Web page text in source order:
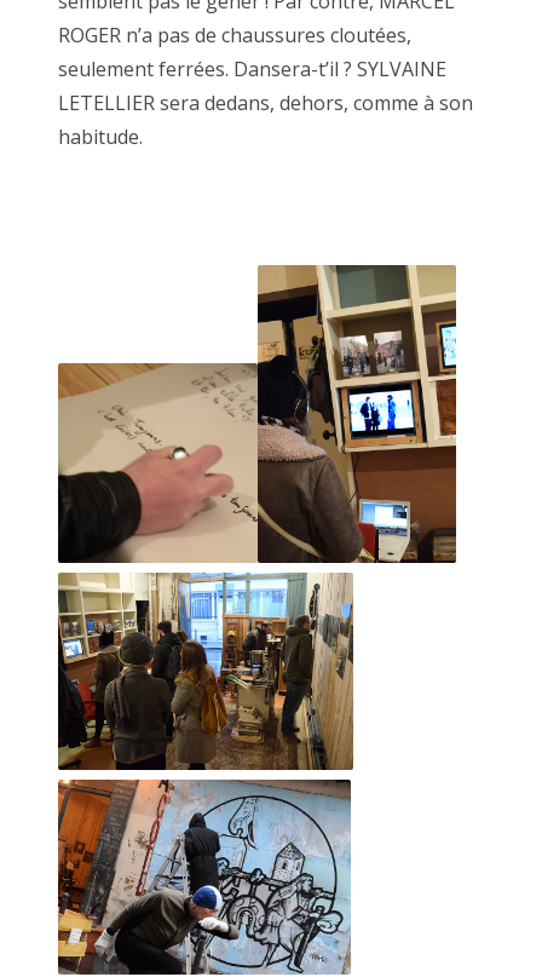
2017 juin
2017 mai
2017 avril
2016 novembre
2016 octobre
2016 septembre
2016 août
2016 juillet
2016 juin
2016 mai
2016 avril
2016 mars
2016 février
2016 janvier
2015 décembre
ROGER n’a pas de chaussures cloutées,
seulement ferrées. Dansera-t’il ? SYLVAINE
LETELLIER sera dedans, dehors, comme à son
habitude.
Encadré doré, 29 juin 2019